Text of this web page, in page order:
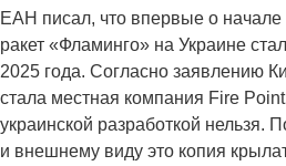
ЕАН писал, что впервые о
ракет «Фламинго» на Украине
2025 года. Согласно заявлению
стала местная компания Fire
украинской разработкой нельзя.
и внешнему виду это копия